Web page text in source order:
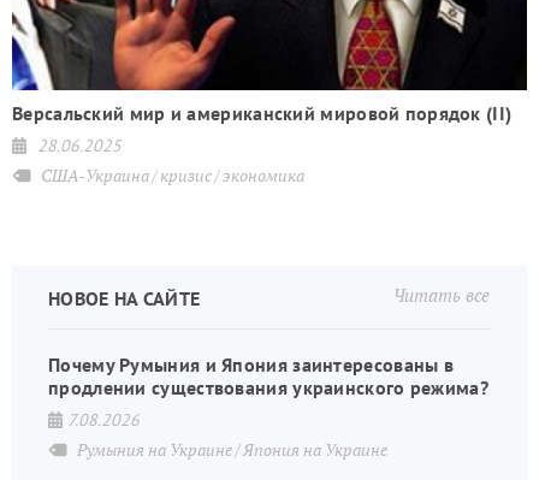
Версальский мир и американский мировой порядок (II)
28.06.2025
США-Украина кризис экономика
Читать все
НОВОЕ НА САЙТЕ
Почему Румыния и Япония заинтересованы в
продлении существования украинского режима?
7.08.2026
Румыния на Украине Япония на Украине